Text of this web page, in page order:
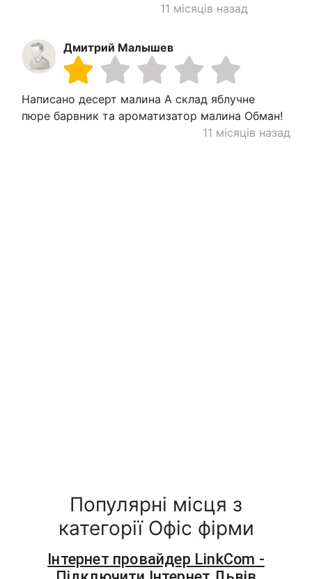
11 місяців назад
Дмитрий Малышев
Написано десерт малина А склад яблучне
пюре барвник та ароматизатор малина Обман!
11 місяців назад
Популярні місця з
категорії Офіс фірми
Інтернет провайдер LinkCom -